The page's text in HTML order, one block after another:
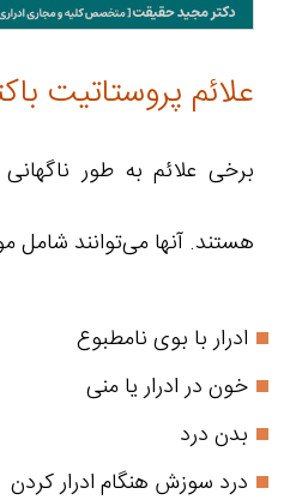
علائم پروستاتیت
برخی علائم به طور
هستند. آنها می‌توانند شامل
ادرار با بوی نامطبوع
خون در ادرار یا منی
بدن درد
درد سوزش هنگام ادرار کردن